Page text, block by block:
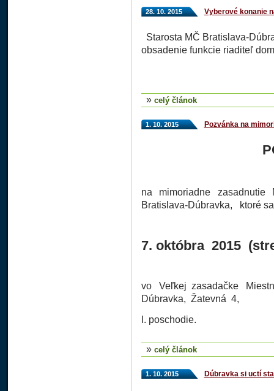
28. 10. 2015 Vyberové konanie
Starosta MČ Bratislava-
obsadenie funkcie riaditeľ
» celý článok
1. 10. 2015 Pozvánka na
na mimoriadne
zasadnutie
Bratislava-Dúbravka, ktoré
7. októbra 2015
vo Veľkej zasadačke
Dúbravka, Žatevná 4,
I. poschodie.
» celý článok
1. 10. 2015 Dúbravka si uctí